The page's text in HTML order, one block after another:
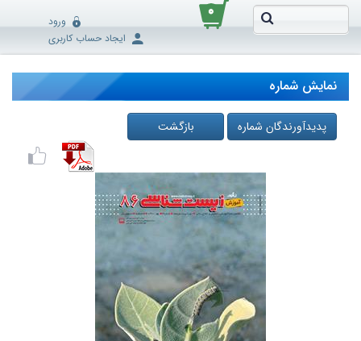
۰
ورود
ایجاد حساب کاربری
نمایش شماره
پدیدآورندگان شماره بازگشت